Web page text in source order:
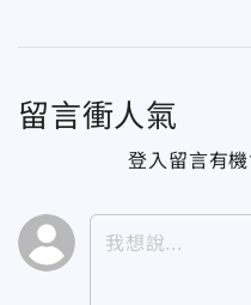
留言衝人氣
登入留言有機